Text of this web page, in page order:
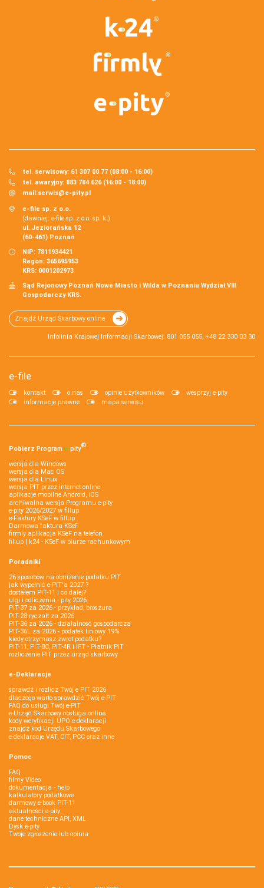
tel. serwisowy: 61 307 00 77 (08:00 - 16:00)
tel. awaryjny: 883 784 626 (16:00 - 18:00)
mail:serwis@e-pity.pl
e-file sp. z o.o.
(dawniej: e-file sp. z o.o. sp. k.)
ul. Jeziorańska 12
(60-461) Poznań
NIP: 7811934421
Regon: 365695953
KRS: 0001202973
Sąd Rejonowy Poznań Nowe Miasto i Wilda w Poznaniu Wydział VIII
Gospodarczy KRS.
Znajdź Urząd Skarbowy online
Infolinia Krajowej Informacji Skarbowej: 801 055 055, +48 22 330 03 30
e-file
kontakt o nas opinie użytkowników
wesprzyj e-pity
informacje prawne
mapa serwisu
Pobierz Program e‑pity®
wersja dla Windows
wersja dla Mac OS
wersja dla Linux
wersja PIT przez internet online
aplikacje mobilne Android, iOS
archiwalna wersja Programu e-pity
e-pity 2026/2027 w fillup
e‑Faktury KSeF w fillup
Darmowa faktura KSeF
firmly aplikacja KSeF na telefon
fillup | k24 - KSeF w biurze rachunkowym
Poradniki
26 sposobów na obniżenie podatku PIT
jak wypełnić e-PIT'a 2027 ?
dostałem PIT-11 i co dalej?
ulgi i odliczenia - pity 2026
PIT-37 za 2026 - przykład, broszura
PIT-28 ryczałt za 2026
PIT-36 za 2026 - działalność gospodarcza
PIT-36L za 2026 - podatek liniowy 19%
kiedy otrzymasz zwrot podatku?
PIT-11, PIT-8C, PIT-4R i IFT - Płatnik PIT
rozliczenie PIT przez urząd skarbowy
e-Deklaracje
sprawdź i rozlicz Twój e PIT 2026
dlaczego warto sprawdzić Twój e-PIT
FAQ do usługi Twój e-PIT
e-Urząd Skarbowy obsługa online
kody weryfikacji UPO e-deklaracji
znajdź kod Urzędu Skarbowego
e-deklaracje VAT, CIT, PCC oraz inne
Pomoc
FAQ
filmy Video
dokumentacja - help
kalkulatory podatkowe
darmowy e-book PIT-11
aktualności e-pity
dane techniczne API, XML
Dysk e-pity
Twoje zgłoszenie lub opinia